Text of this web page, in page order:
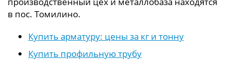
в пос. Томилино.
Купить арматуру: цены за кг и тонну
Купить профильную трубу